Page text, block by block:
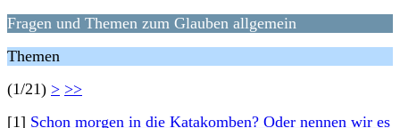
Fragen und Themen zum Glauben allgemein
Themen
(1/21) > >>
[1] Schon morgen in die Katakomben? Oder nennen wir es